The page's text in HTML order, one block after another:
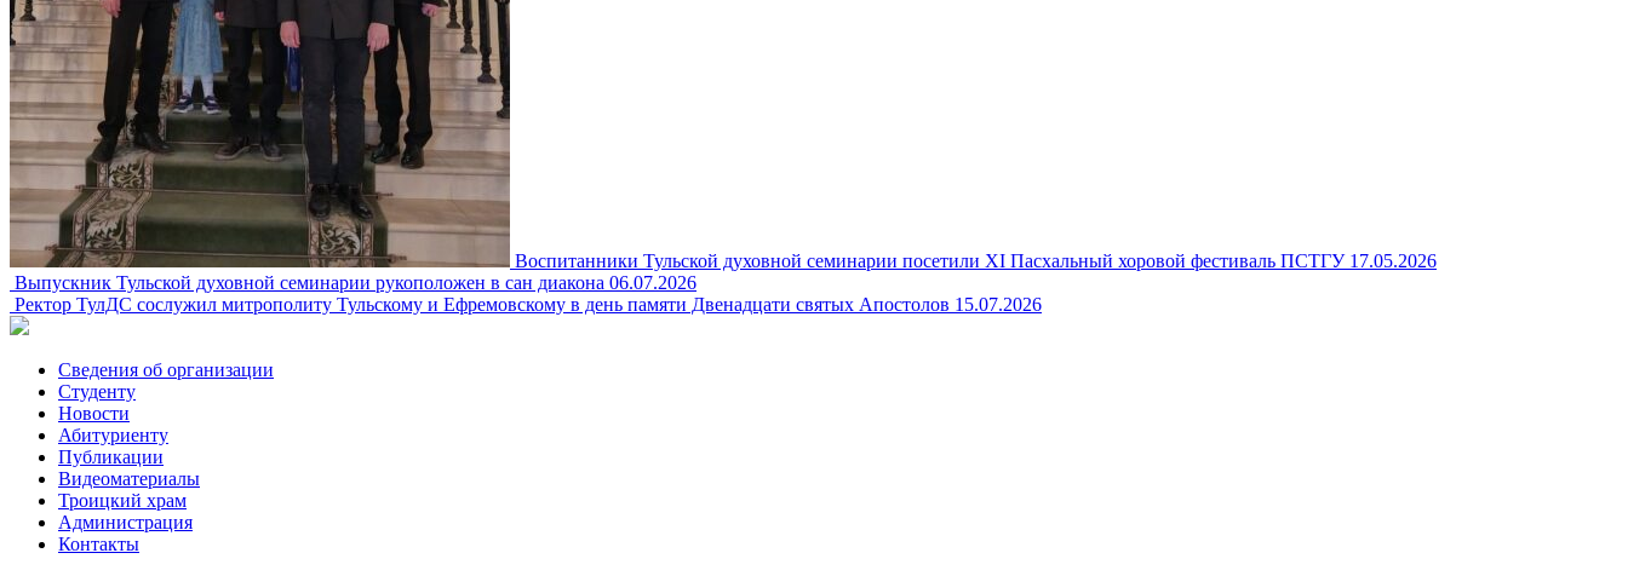
Воспитанники Тульской духовной семинарии посетили XI Пасхальный хоровой фестиваль ПСТГУ 17.05.2026
Выпускник Тульской духовной семинарии рукоположен в сан диакона 06.07.2026
Ректор ТулДС сослужил митрополиту Тульскому и Ефремовскому в день памяти Двенадцати святых Апостолов 15.07.2026
Сведения об организации
Студенту
Новости
Абитуриенту
Публикации
Видеоматериалы
Троицкий храм
Администрация
Контакты